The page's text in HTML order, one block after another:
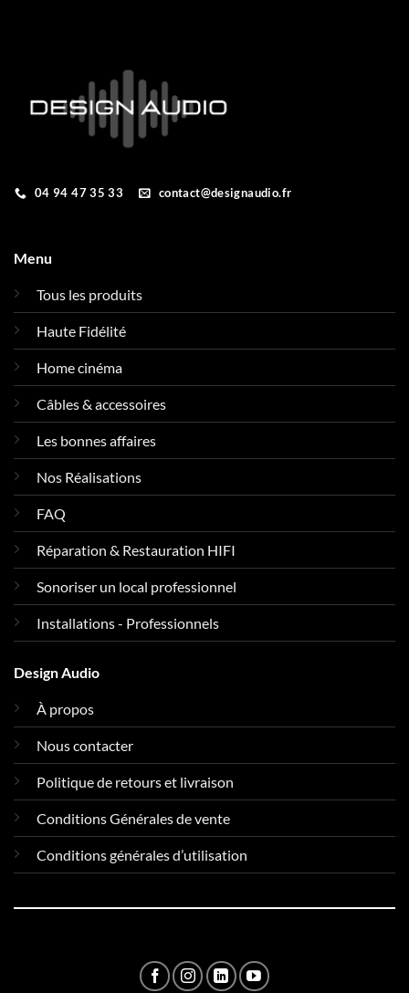
04 94 47 35 33 contact@designaudio.fr
Menu
Tous les produits
Haute Fidélité
Home cinéma
Câbles & accessoires
Les bonnes affaires
Nos Réalisations
FAQ
Réparation & Restauration HIFI
Sonoriser un local professionnel
Installations - Professionnels
Design Audio
À propos
Nous contacter
Politique de retours et livraison
Conditions Générales de vente
Conditions générales d’utilisation